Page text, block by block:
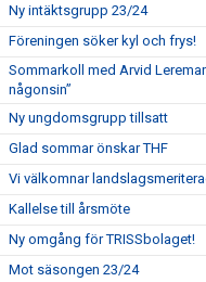
Ny intäktsgrupp 23/24
Föreningen söker kyl och frys!
Sommarkoll med Arvid
någonsin”
Ny ungdomsgrupp tillsatt
Glad sommar önskar THF
Vi välkomnar
Kallelse till årsmöte
Ny omgång för TRISSbolaget!
Mot säsongen 23/24